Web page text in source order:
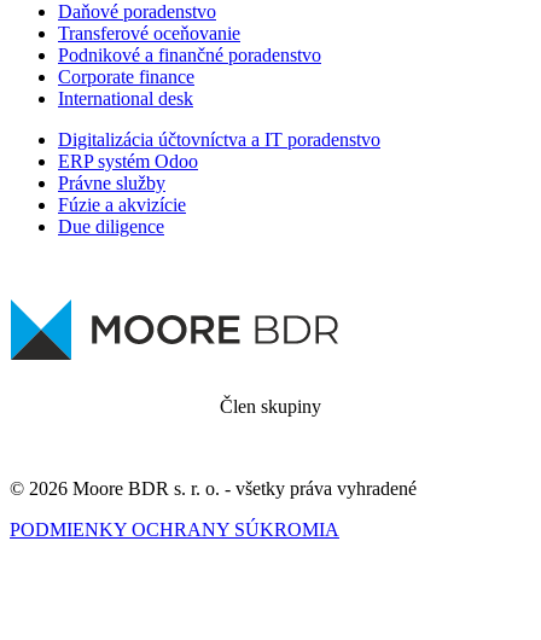
Daňové poradenstvo
Transferové oceňovanie
Podnikové a finančné poradenstvo
Corporate finance
International desk
Digitalizácia účtovníctva a IT poradenstvo
ERP systém Odoo
Právne služby
Fúzie a akvizície
Due diligence
Člen skupiny
© 2026 Moore BDR s. r. o. - všetky práva vyhradené
PODMIENKY OCHRANY SÚKROMIA